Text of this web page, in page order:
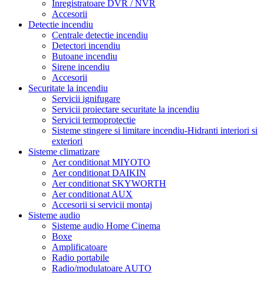
Inregistratoare DVR / NVR
Accesorii
Detectie incendiu
Centrale detectie incendiu
Detectori incendiu
Butoane incendiu
Sirene incendiu
Accesorii
Securitate la incendiu
Servicii ignifugare
Servicii proiectare securitate la incendiu
Servicii termoprotectie
Sisteme stingere si limitare incendiu-Hidranti interiori si
exteriori
Sisteme climatizare
Aer conditionat MIYOTO
Aer conditionat DAIKIN
Aer conditionat SKYWORTH
Aer conditionat AUX
Accesorii si servicii montaj
Sisteme audio
Sisteme audio Home Cinema
Boxe
Amplificatoare
Radio portabile
Radio/modulatoare AUTO